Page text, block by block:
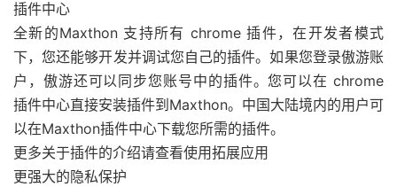
插件中心
全新的Maxthon 支持所有 chrome 插件，在开发者模式
下，您还能够开发并调试您自己的插件。如果您登录傲游账
户，傲游还可以同步您账号中的插件。您可以在 chrome
插件中心直接安装插件到Maxthon。中国大陆境内的用户可
以在Maxthon插件中心下载您所需的插件。
更多关于插件的介绍请查看使用拓展应用
更强大的隐私保护